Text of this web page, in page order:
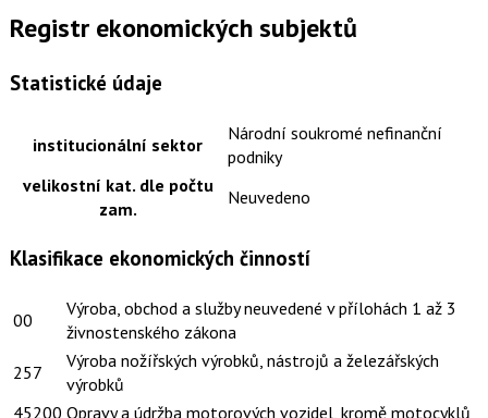
Registr ekonomických subjektů
Statistické údaje
institucionální sektor
Národní soukromé nefinanční
podniky
velikostní kat. dle počtu
zam.
Neuvedeno
Klasifikace ekonomických činností
00
Výroba, obchod a služby neuvedené v přílohách 1 až 3
živnostenského zákona
257
Výroba nožířských výrobků, nástrojů a železářských
výrobků
45200 Opravy a údržba motorových vozidel, kromě motocyklů